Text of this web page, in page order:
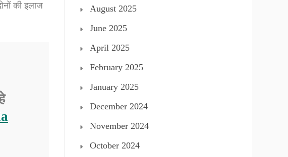
की इलाज
August 2025
June 2025
April 2025
February 2025
January 2025
December 2024
November 2024
October 2024